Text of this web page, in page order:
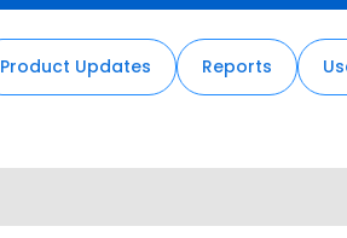
Product Updates Reports